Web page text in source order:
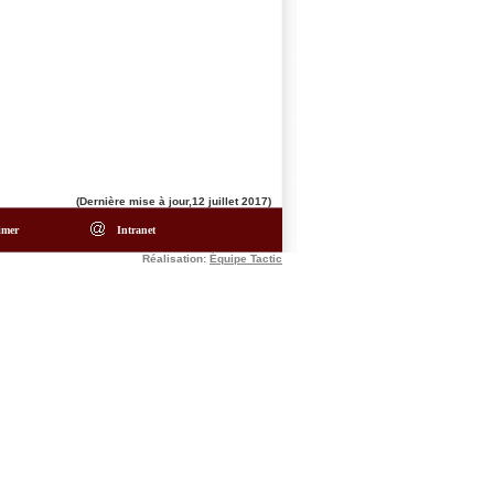
(Dernière mise à jour,12 juillet 2017)
Intranet
Réalisation: Équipe Tactic